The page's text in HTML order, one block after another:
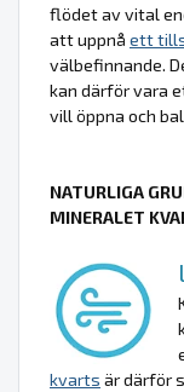
flödet av vital
att uppnå ett
välbefinnande.
kan därför vara
vill öppna och
NATURLIGA
MINERALET
kvarts är därför